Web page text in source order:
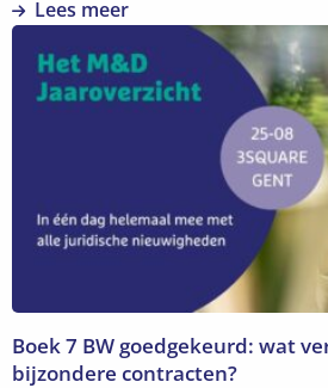
Lees meer
Lees
meer
over
bredere
rol?
2026
Boek 7 BW goedgekeurd: wat
bijzondere contracten?